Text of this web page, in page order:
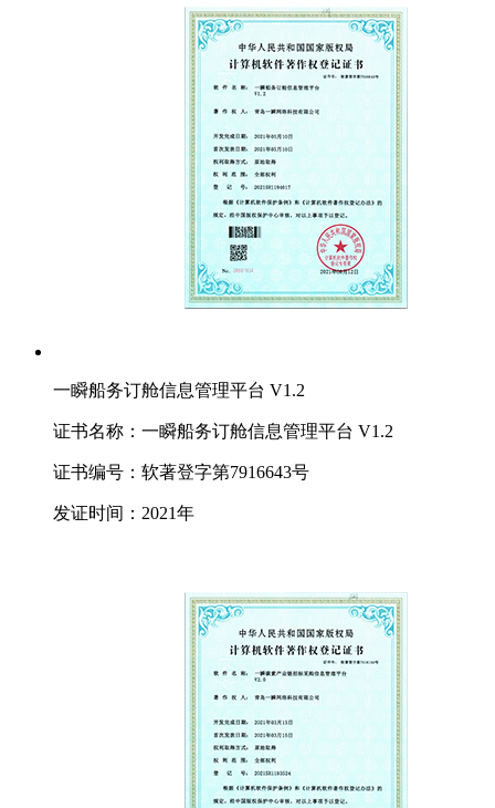
一瞬船务订舱信息管理平台 V1.2
证书名称：一瞬船务订舱信息管理平台 V1.2
证书编号：软著登字第7916643号
发证时间：2021年